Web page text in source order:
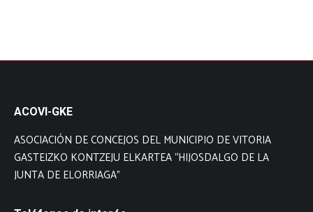
ACOVI-GKE
ASOCIACIÓN DE CONCEJOS DEL MUNICIPIO DE VITORIA
GASTEIZKO KONTZEJU ELKARTEA “HIJOSDALGO DE LA
JUNTA DE ELORRIAGA”